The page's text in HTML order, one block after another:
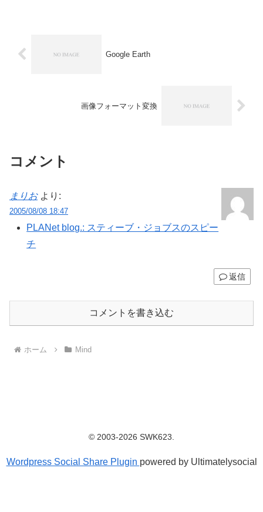
Google Earth
画像フォーマット変換
コメント
まりお より:
2005/08/08 18:47
PLANet blog.: スティーブ・ジョブスのスピー
チ
返信
コメントを書き込む
ホーム Mind
© 2003-2026 SWK623.
Wordpress Social Share Plugin powered by Ultimatelysocial